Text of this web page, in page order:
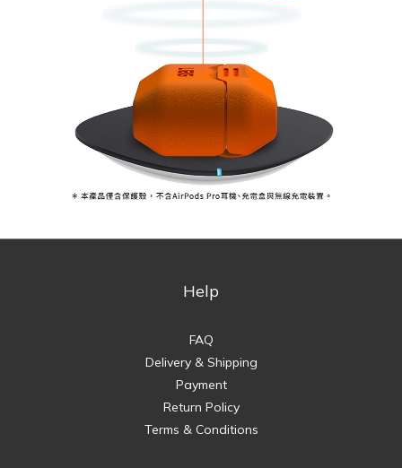
Help
FAQ
Delivery & Shipping
Payment
Return Policy
Terms & Conditions